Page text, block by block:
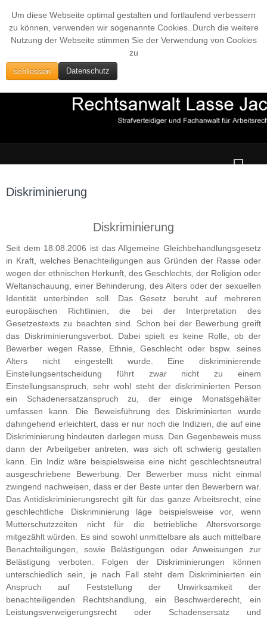
Um diese Webseite optimal gestalten und fortlaufend verbessern
zu können, verwenden wir sogenannte Cookies. Durch die weitere
Nutzung der Webseite stimmen Sie der Verwendung von Cookies
zu
schliessen Datenschutz
Diskriminierung
Diskriminierung
Seit dem 18.08.2006 ist das Allgemeine Gleichbehandlungsgesetz
in Kraft, welches Benachteiligungen aus Gründen der Rasse oder
wegen der ethnischen Herkunft, des Geschlechts, der Religion oder
Weltanschauung, einer Behinderung, des Alters oder der sexuellen
Identität unterbinden soll. Das Gesetz beruht auf mehreren
europäischen Richtlinien, die bei der Interpretation des
Gesetzestexts zu beachten sind. Schon bei der Bewerbung greift
das Diskriminierungsverbot. Dabei spielt es keine Rolle, ob der
Bewerber wegen Rasse, Ethnie, Geschlecht oder bspw. seines
Alters nicht eingestellt wurde. Eine diskriminierende
Einstellungsentscheidung führt zwar nicht zu einem
Einstellungsanspruch, sehr wohl steht der diskriminierten Person
ein Schadenersatzanspruch zu, der einige Monatsgehälter
umfassen kann. Die Beweisführung des Diskriminierten wurde
dahingehend erleichtert, dass er nur noch die Indizien, die auf eine
Diskriminierung hindeuten darlegen muss. Den Gegenbeweis muss
dann der Arbeitgeber antreten, was sich oft schwierig gestalten
kann. Ein Indiz wäre beispielsweise eine nicht geschlechtsneutral
ausgeschriebene Bewerbung. Der Bewerber muss nicht einmal
zwingend nachweisen, dass er der Beste unter den Bewerbern war.
Das Antidiskriminierungsrecht gilt für das ganze Arbeitsrecht, eine
geschlechtliche Diskriminierung läge beispielsweise vor, wenn
Mutterschutzzeiten nicht für die betriebliche Altersvorsorge
mitgezählt würden. Es sind sowohl unmittelbare als auch mittelbare
Benachteiligungen, sowie Belästigungen oder Anweisungen zur
Belästigung verboten. Folgen der Diskriminierungen können
unterschiedlich sein, je nach Fall steht dem Diskriminierten ein
Anspruch auf Feststellung der Unwirksamkeit der
benachteiligenden Rechtshandlung, ein Beschwerderecht, ein
Leistungsverweigerungsrecht oder Schadensersatz und